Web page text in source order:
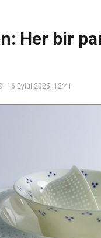
Her bir
16 Eylül 2025, 12:41